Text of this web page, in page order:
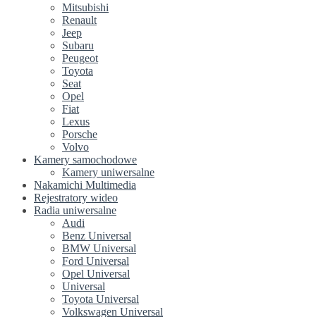
Mitsubishi
Renault
Jeep
Subaru
Peugeot
Toyota
Seat
Opel
Fiat
Lexus
Porsche
Volvo
Kamery samochodowe
Kamery uniwersalne
Nakamichi Multimedia
Rejestratory wideo
Radia uniwersalne
Audi
Benz Universal
BMW Universal
Ford Universal
Opel Universal
Universal
Toyota Universal
Volkswagen Universal